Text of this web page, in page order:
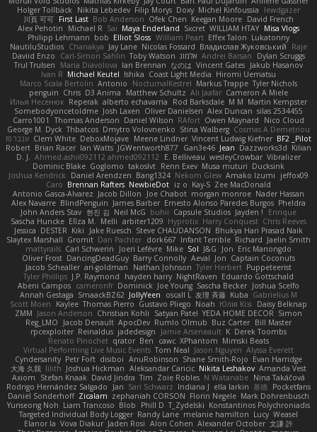
Holger Tollbäck Nikita Lebedev Filip Morys Doxy Michel Kinfoussia
lewdgazer
川頁 可可 First Last Bob Anderson Ofek Chen Keegan Moore David French
Alex Pehotin
Michael R Sai Maya Enderland Sxcret WILLIAM HTAY Misa Vlogs
Philipp Lehmann bob Elliot Sloss William Peart Effex Talon Lukatonny
NautiluStudios Chanakya Jay Lane Nicolas Fossard Владислав Жуковський
Raje
Daviid Enzo
Carl-Simon Sahlin Toby Watson אלמוג Andrei Barsan
Dylan Scruggs
Trul Trulsen
Maria Diavolova Ian Brennan なのは Vincent Gates Jakub Hasanov
Ivan R Michael Keutel Ishika Coast Light Media Hiromi Uematsu
Marco Scala Bertolin Antonio NocturnalKestrel Markus Trappe Tyler Nichols
penguin Chris D3 Anima Matthew Schultz Ali Jaafar Cameron A Miele
Илья Несенюк Reperak alberto echavarria Rod Barksdale M M Martin Kempster
Somebodyoncetoldme Josh Laxen Oliver Danielsen Alex Duncan silas 2534455
Carro1001
Thomas Anderson Daniel Wilson RAfort Owen Maynard
Nico Cloud
George M. Dyck Thbatcos Dmytro Volovnenko Stina Walberg Cosmas A Demetriou
ענבר פז Clem White DeboxMojave Meene Lindner Vincent Ludwig Kiefner BF2 _Pilot
Robert Brian Racer Ian Watts JGWentworth877 Gan3e46 Jean Dazzworks3d Kilian
D. J. Ahmed.ashii092112 ahmed092112 E. Belliveau wesleyCrowbar Vibralizer
Dominic Blake Goglomo takoslvt Renn Exev Musa muturi Ducksink
Joshua Kendrick
Daniel Arendzen Bang1324 Nekom Glew Amako Izumi
jeffox09
Caro Brennan Rafters NewbieDot iz o Kay-S Zee MacDonald
Antonio Gasca-Alvarez Jacob Dillon Joe Chabot morgan monroe Nader Hassan
Alex Navarre BlindPenguin James Barber Ernesto Alonso Paredes Burgos Pheldra
John Anders Stav 현진 김 Neil McG buhii Capsule Studios Jayden !
Enrique
Sascha Huncke Elīza M. Melli arbiter1209 Hyprotix Harry Conquest Chris Reeves
Jessica DESTER Kiki Jake Ruesch Steve CHAUDANSON Bhukya Hari Prasad Naik
Slaytex Marshall Gromit Dan Pachter dork667 Infant Terrible Richard Jaelin Smith
mattyrails Carl Schwerin Joeri Lefévre Mike Sol J&G Jon Eric Manongdo
Oliver Frost DancingDeadGuy Barry Connolly Aeval Jon Captain Coconuts
Jacob Schealler ari-goldman Nathan Johnson Tyler Herbert Puppeteerist
Tyler Phillips J.P. Raymond hayden harry NightRaven Eduardo Gottschald
Abeni Campos cameronfr Dominick Joe Young Sascha Becker Joshua Scelfo
Annah Gestaga SmaackBZ62 JollyYeen oscall L 友理 斉藤 Kuba Gabrielius M
Scott Moen
Kaylee Thomas Pierro Gustavo Pliego Noah Юлія Кізі
Daisy Belknap
ZMM Jason Anderson Christian Kohli Satyan Patel YEDA HOME DECOR Simon
Reg_LMO
Jacob Denault ApocDev Rumlo Olmub Buz Carter Bill Master
rpcexploiter Reinaldus jadedesign Jamie Arseneault K Derek Toombs
Renato Pinochet qrator Ben cawc XPhantom Mimski Beats
Virtual Performing Live Music Events Tom Neal Jason Nguyen Alyssa Everett
Cyndersanity Petr Fořt disiboi AnuRobinson Shane Smith-Rojo Evan Harridge
大海 久我 lilith Joshua Hickman Aleksandar Caricic Nikita Leshakov Amanda Vest
Axiom
Stefan Knaak David Jindra Tim Zoie Robles N Watanabe Nina Takáčová
Rodrigo Hernández Salgado
Jan Sari Schwarz Indiana J ella larkin 基德 Pocketfans
Daniel Sonderhoff Zicalam zephaniah CORSON Florin Negele Mark Dohrenbusch
Yunseong Noh Liam Trancoso Blob Phill D T_Zydelski Konstantinos Polychroniadis
Targeted Individual Body Logger Randy Lane melanie hamilton Lucy Weasel
Elanor la Vova Diakur Jaden Rosi Alon Cohen Alexander October 文謙 許